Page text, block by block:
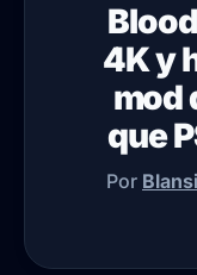
4K y
mod
que
Por Blansi